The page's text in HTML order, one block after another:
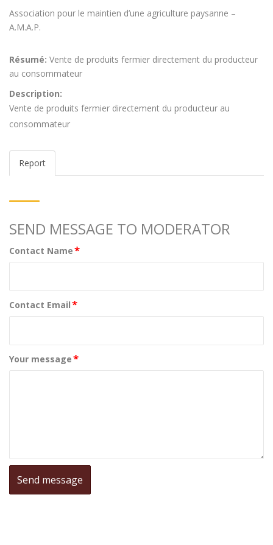
Association pour le maintien d’une agriculture paysanne –
A.M.A.P.
Résumé: Vente de produits fermier directement du producteur
au consommateur
Description:
Vente de produits fermier directement du producteur au
consommateur
Report
SEND MESSAGE TO MODERATOR
Contact Name*
Contact Email*
Your message*